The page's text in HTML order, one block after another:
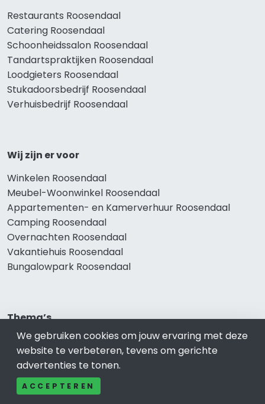
Restaurants Roosendaal
Catering Roosendaal
Schoonheidssalon Roosendaal
Tandartspraktijken Roosendaal
Loodgieters Roosendaal
Stukadoorsbedrijf Roosendaal
Verhuisbedrijf Roosendaal
Wij zijn er voor
Winkelen Roosendaal
Meubel-Woonwinkel Roosendaal
Appartementen- en Kamerverhuur Roosendaal
Camping Roosendaal
Overnachten Roosendaal
Vakantiehuis Roosendaal
Bungalowpark Roosendaal
Thema’s
Klussenbedrijf Roosendaal
Notarissen Roosendaal
Taxateurs Roosendaal
Schoonmaakbedrijf Roosendaal
We gebruiken cookies om jouw ervaring met deze
website te verbeteren, tevens om gerichte
advertenties te tonen.
ACCEPTEREN